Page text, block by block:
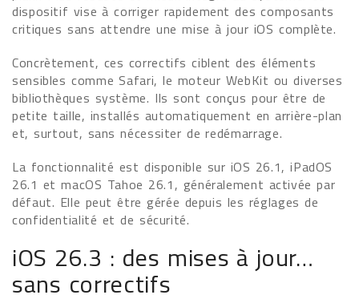
dispositif vise à corriger rapidement des composants
critiques sans attendre une mise à jour iOS complète.
Concrètement, ces correctifs ciblent des éléments
sensibles comme Safari, le moteur WebKit ou diverses
bibliothèques système. Ils sont conçus pour être de
petite taille, installés automatiquement en arrière-plan
et, surtout, sans nécessiter de redémarrage.
La fonctionnalité est disponible sur iOS 26.1, iPadOS
26.1 et macOS Tahoe 26.1, généralement activée par
défaut. Elle peut être gérée depuis les réglages de
confidentialité et de sécurité.
iOS 26.3 : des mises à jour…
sans correctifs